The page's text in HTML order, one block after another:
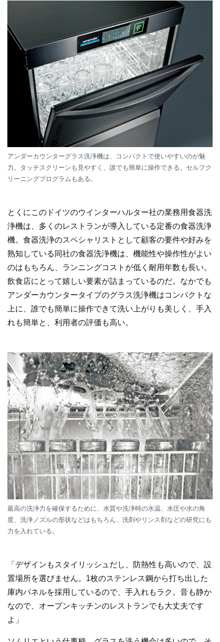
アンダーカウンターグラス洗浄機は、コンパクトで使いやすいのが魅
力。タッチスクリーンも見やすく、誰でも簡単に操作できる。セルフク
リーニングプログラムもある。
とくにこのドイツのウインターハルター社の業務用食器洗
浄機は、多くのレストランが導入している定番の食器洗浄
機。食器洗浄のスペシャリストとして顧客の要件や好みを
熟知している同社の食器洗浄機は、機能性や操作性がよい
のはもちろん、ランニングコストが低く耐用年数も長い。
飲食店にとって嬉しい要素が詰まっているのだ。なかでも
アンダーカウンタータイプのグラス洗浄機はコンパクトな
上に、誰でも簡単に操作できて洗い上がりも美しく、手入
れも簡単と、利用者の評価も高い。
最高の洗浄力を確保するために、水質や洗浄時の水温、水圧や水の角
度、洗浄ノズルの形状などはもちろん、洗剤やリンス剤などの研究にも
力を入れている。
「デザインもスタイリッシュだし、防熱性も高いので、設
置場所を選びません。1枚のステンレス鋼から打ち出した
庫内パネルを採用しているので、手入れもラク。音も静か
なので、オープンキッチンのレストランでも大丈夫です
よ」